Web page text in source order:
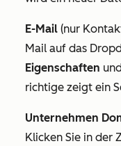
E-Mail (nur
Mail auf das
Eigenschaften
richtige zeigt ein
Unternehmen
Klicken Sie in der